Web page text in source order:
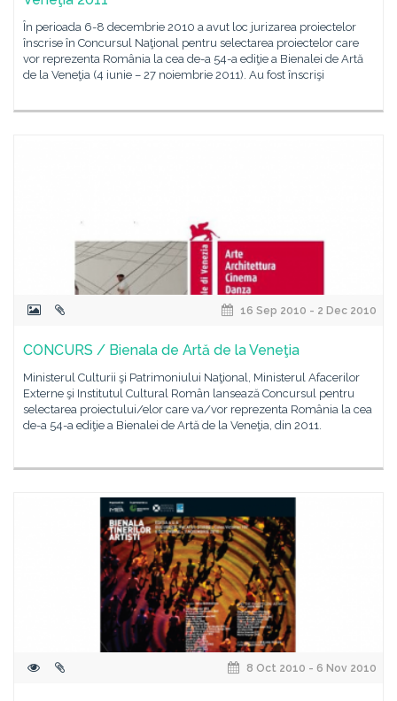
În perioada 6-8 decembrie 2010 a avut loc jurizarea proiectelor
înscrise în Concursul Naţional pentru selectarea proiectelor care
vor reprezenta România la cea de-a 54-a ediţie a Bienalei de Artă
de la Veneţia (4 iunie – 27 noiembrie 2011). Au fost înscrişi
16 Sep 2010 - 2 Dec 2010
CONCURS / Bienala de Artă de la Veneţia
Ministerul Culturii şi Patrimoniului Naţional, Ministerul Afacerilor
Externe şi Institutul Cultural Român lansează Concursul pentru
selectarea proiectului/elor care va/vor reprezenta România la cea
de-a 54-a ediţie a Bienalei de Artă de la Veneţia, din 2011.
8 Oct 2010 - 6 Nov 2010